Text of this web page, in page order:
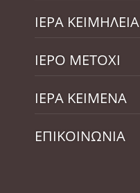
ΙΕΡΑ ΚΕΙΜΗΛΕΙΑ
ΙΕΡΟ ΜΕΤΟΧΙ
ΙΕΡΑ ΚΕΙΜΕΝΑ
ΕΠΙΚΟΙΝΩΝΙΑ